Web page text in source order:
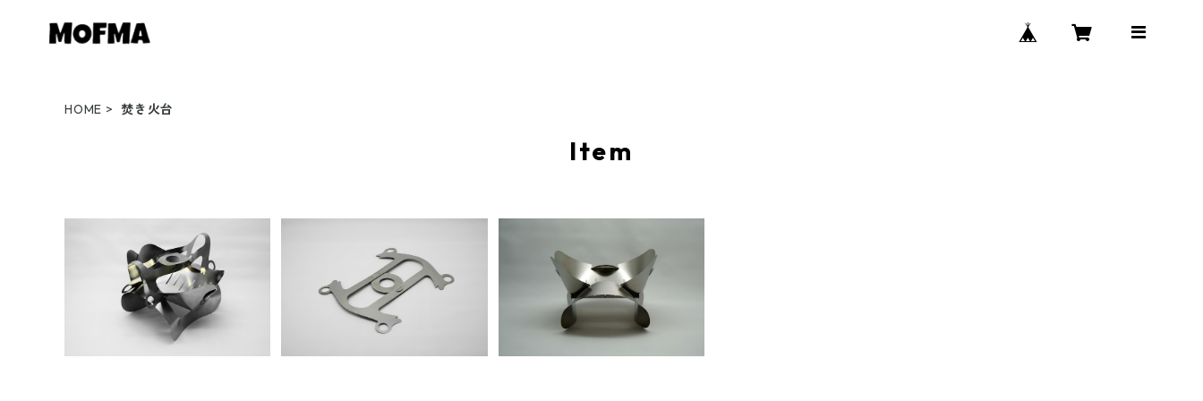
HOME 焚き火台
Item
EUCLID + ARROW(ゴトク)
セット
¥14,300
ARROW EUCLID専用ゴトク
¥4,400
EUCLID ユークリッド 焚火台
¥11,000